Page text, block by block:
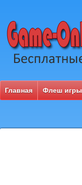
Главная Флеш игры